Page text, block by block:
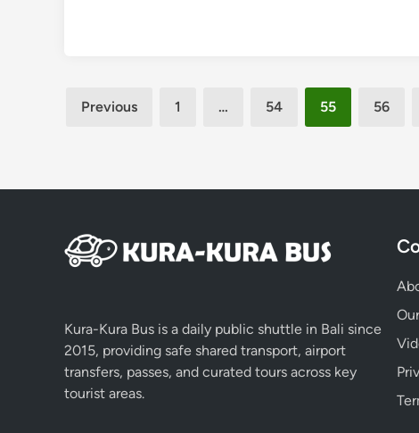
Posts
Previous 1 … 54 55 56
Kura-Kura Bus is a daily public shuttle in Bali since
2015, providing safe shared transport, airport
transfers, passes, and curated tours across key
tourist areas.